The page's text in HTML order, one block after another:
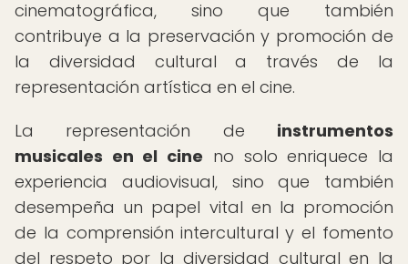
cinematográfica, sino que también
contribuye a la preservación y promoción de
la diversidad cultural a través de la
representación artística en el cine.
La representación de instrumentos
musicales en el cine no solo enriquece la
experiencia audiovisual, sino que también
desempeña un papel vital en la promoción
de la comprensión intercultural y el fomento
del respeto por la diversidad cultural en la